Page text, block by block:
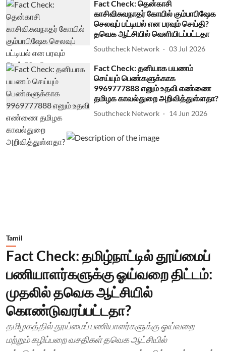
Fact Check: தென்காசி
காசிவிசுவநாதர் கோயில் கும்பாபிஷேக
செலவுப் பட்டியல் என பரவும் செய்தி?
தவெக ஆட்சியில் வெளியிடப்பட்டதா
Southcheck Network 03 Jul 2026
Fact Check: தனியாக பயணம்
செய்யும் பெண்களுக்காக
9969777888 எனும் உதவி எண்ணை
தமிழக காவல்துறை அறிவித்துள்ளதா?
Southcheck Network 14 Jun 2026
Tamil
Fact Check: தமிழ்நாட்டில் தூய்மைப்
பணியாளர்களுக்கு ஓய்வறை திட்டம்:
முதலில் தவெக ஆட்சியில்
கொண்டுவரப்பட்டதா?
தமிழகத்தில் தூய்மைப் பணியாளர்களுக்கு ஓய்வறை
மற்றும் கழிப்பறை வசதிகள் தவெக ஆட்சியில்